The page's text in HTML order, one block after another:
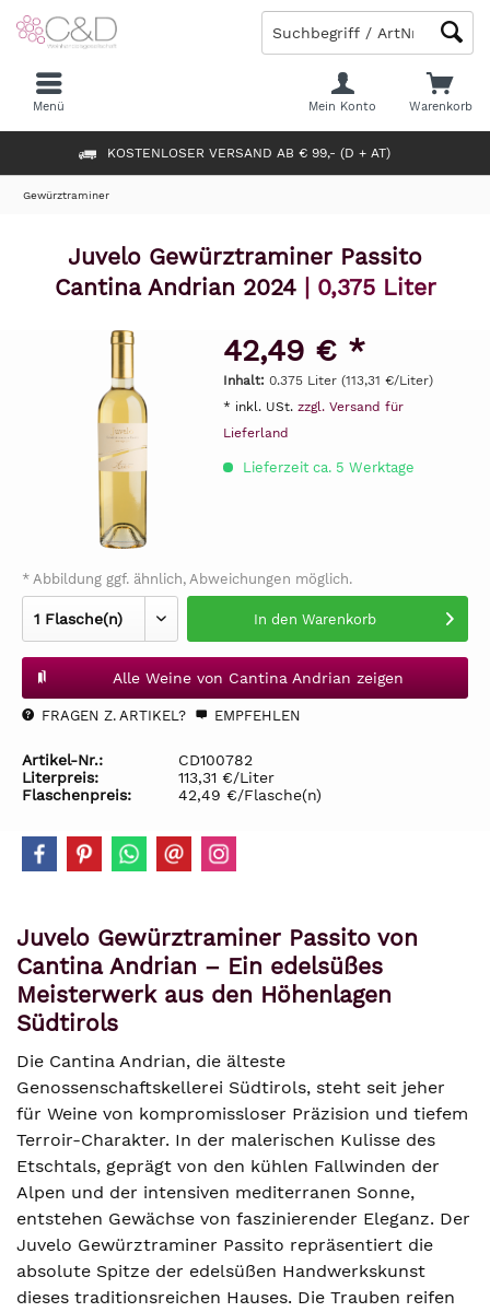
KOSTENLOSER VERSAND AB € 99,- (D + AT)
Warenkorb
Mein Konto
Menü
Gewürztraminer
Juvelo Gewürztraminer Passito
Cantina Andrian 2024 | 0,375 Liter
42,49 € *
Inhalt: 0.375 Liter (113,31 €/Liter)
* inkl. USt. zzgl. Versand für
Lieferland
Lieferzeit ca. 5 Werktage
* Abbildung ggf. ähnlich, Abweichungen möglich.
In den Warenkorb
Alle Weine von Cantina Andrian zeigen
FRAGEN Z. ARTIKEL? EMPFEHLEN
Artikel-Nr.:
CD100782
Literpreis:
113,31 €/Liter
Flaschenpreis:
42,49 €/Flasche(n)
Juvelo Gewürztraminer Passito von
Cantina Andrian – Ein edelsüßes
Meisterwerk aus den Höhenlagen
Südtirols
Die Cantina Andrian, die älteste
Genossenschaftskellerei Südtirols, steht seit jeher
für Weine von kompromissloser Präzision und tiefem
Terroir-Charakter. In der malerischen Kulisse des
Etschtals, geprägt von den kühlen Fallwinden der
Alpen und der intensiven mediterranen Sonne,
entstehen Gewächse von faszinierender Eleganz. Der
Juvelo Gewürztraminer Passito repräsentiert die
absolute Spitze der edelsüßen Handwerkskunst
dieses traditionsreichen Hauses. Die Trauben reifen